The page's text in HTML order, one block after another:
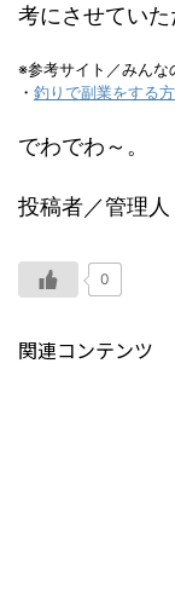
考にさせていた
※参考サイト／みんな
・ 釣りで副業をする
でわでわ～。
投稿者／管理人
0
関連コンテンツ